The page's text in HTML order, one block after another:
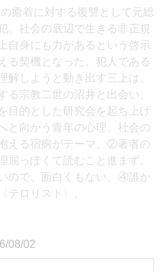
癒着に対する復讐として元総
。社会の底辺で生きる非正規
自身にも力があるという啓示
る契機となった。犯人である
解しようと動き出す三上は、
る宗教二世の沼井と出会い、
目的とした研究会を起ち上げ
向かう青年の心理、社会の
える宿痾がテーマ。②著者の
屈っぽくて読むこと進まず。
ので、面白くもない。④誰か
テロリスト〉。
08/02